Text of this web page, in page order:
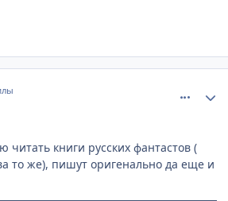
книги русских фантастов (
то же), пишут оригенально да еще и